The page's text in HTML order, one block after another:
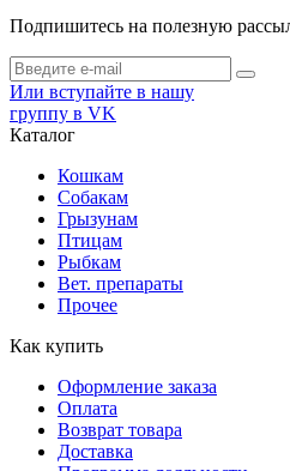
Подпишитесь на полезную
Или вступайте в нашу
группу в VK
Каталог
Кошкам
Собакам
Грызунам
Птицам
Рыбкам
Вет. препараты
Прочее
Как купить
Оформление заказа
Оплата
Возврат товара
Доставка